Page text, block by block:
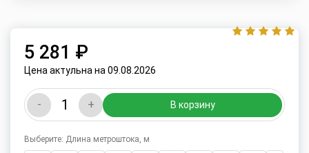
5 281 ₽
Цена актульна на 09.08.2026
- + В корзину
Выберите: Длина метроштока, м